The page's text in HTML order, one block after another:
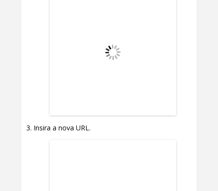
Insira a nova URL.